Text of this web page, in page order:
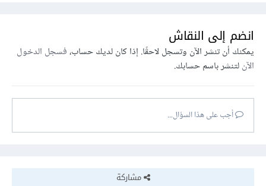
انضم إلى النقاش
يمكنك أن تنشر الآن وتسجل لاحقًا. إذا كان لديك حساب،فسجل الدخول
الآنلتنشر باسم حسابك.
أجب على هذا السؤال...
مشاركة